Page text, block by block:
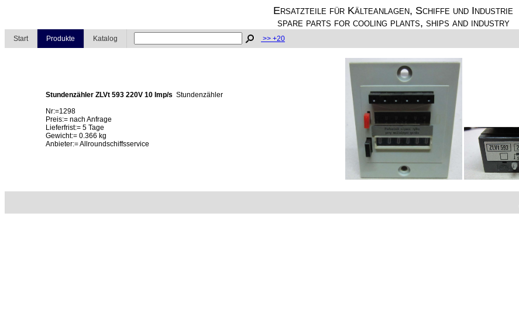
Ersatzteile für Kälteanlagen, Schiffe und Industrie
spare parts for cooling plants, ships and industry
Start Produkte Katalog >> +20
Stundenzähler ZLVt 593 220V 10 Imp/s Stundenzähler
Nr:=1298
Preis:= nach Anfrage
Lieferfrist:= 5 Tage
Gewicht:= 0.366 kg
Anbieter:= Allroundschiffsservice